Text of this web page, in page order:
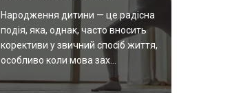
Народження дитини — це радісна
подія, яка, однак, часто вносить
корективи у звичний спосіб життя,
особливо коли мова зах...